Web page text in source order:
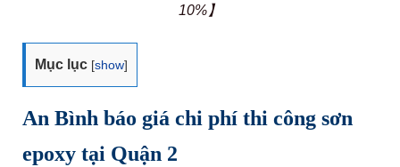
10%】
Mục lục [show]
An Bình báo giá chi phí thi công sơn
epoxy tại Quận 2